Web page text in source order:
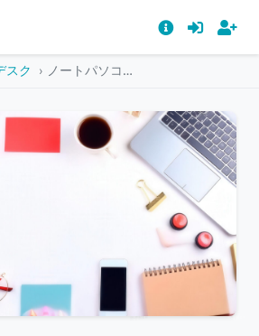
スク ノートパソコンとコーヒーカップが並ぶ白い背景のフラットレイ